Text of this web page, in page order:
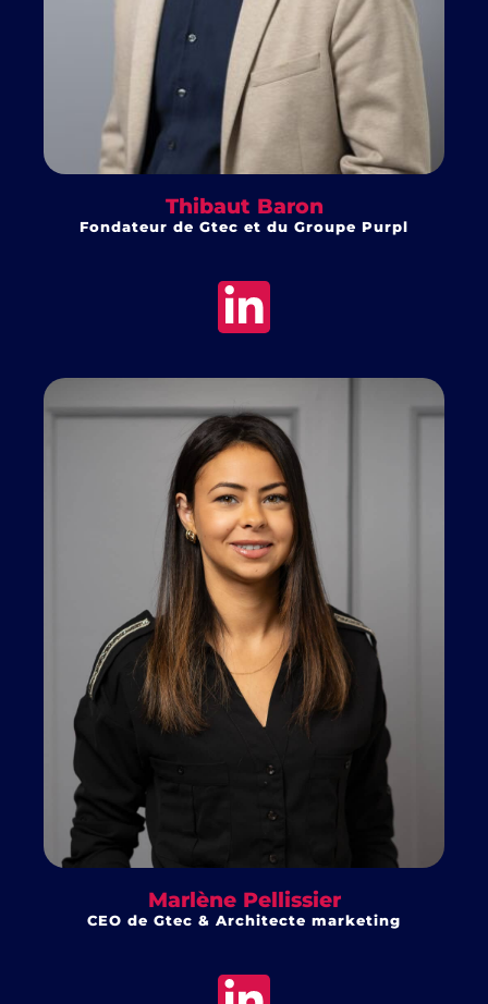
Thibaut Baron
Fondateur de Gtec et du Groupe Purpl
Marlène Pellissier
CEO de Gtec & Architecte marketing